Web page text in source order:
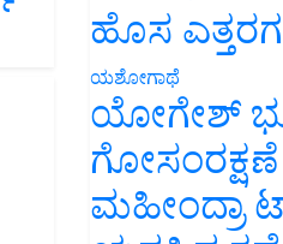
ಹೊಸ
ಯಶೋಗಾಥೆ
ಯೋಗೇಶ್
ಗೋಸಂರಕ್ಷಣೆ
ಮಹೀಂದ್ರಾ